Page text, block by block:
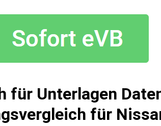
für Unterlagen
für